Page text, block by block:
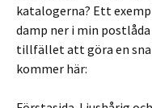
katalogerna? Ett
damp ner i min
tillfället att göra en
kommer här: